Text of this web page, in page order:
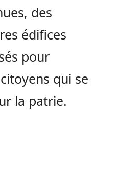
des
édifices
pour
qui se
la patrie.